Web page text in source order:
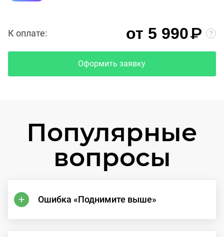
К оплате: от 5 990₽
Оформить заявку
Популярные
вопросы
Ошибка «Поднимите выше»